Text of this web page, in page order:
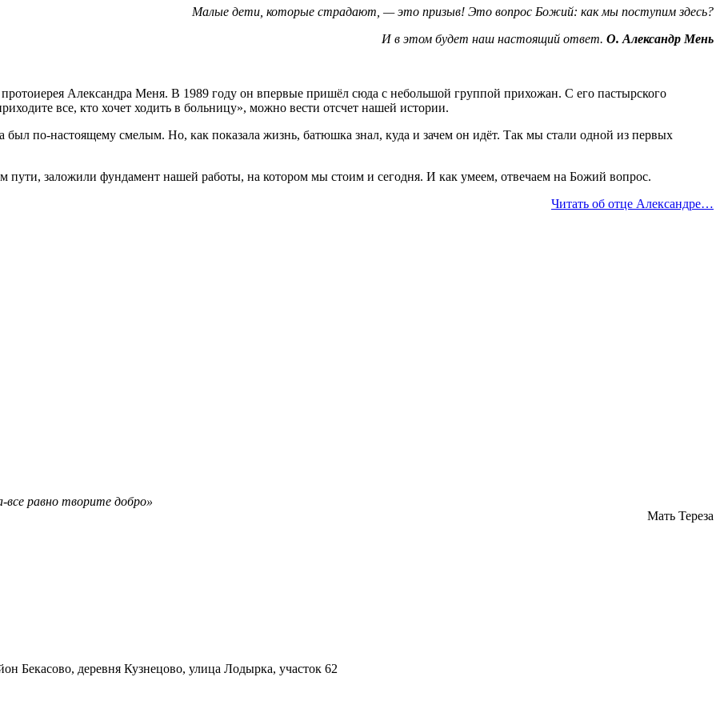
Малые дети, которые страдают, — это призыв! Это вопрос Божий: как мы поступим здесь?
И в этом будет наш настоящий ответ. О. Александр Мень
Александра Меня. В 1989 году он впервые пришёл сюда с небольшой группой прихожан. С его пастырского
все, кто хочет ходить в больницу», можно вести отсчет нашей истории.
по-настоящему смелым. Но, как показала жизнь, батюшка знал, куда и зачем он идёт. Так мы стали одной из первых
пути, заложили фундамент нашей работы, на котором мы стоим и сегодня. И как умеем, отвечаем на Божий вопрос.
Читать об отце Александре…
все равно творите добро»
Мать Тереза
Бекасово, деревня Кузнецово, улица Лодырка, участок 62